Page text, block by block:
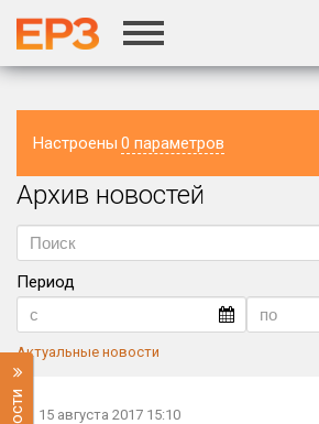
Настроены 0 параметров
Регион
Архив новостей
Период
Актуальные новости
15 августа 2017 15:10